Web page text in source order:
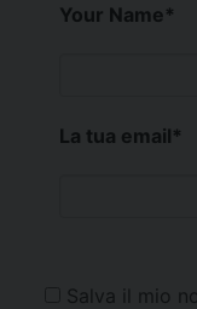
Your Name*
La tua email*
Salva il mio